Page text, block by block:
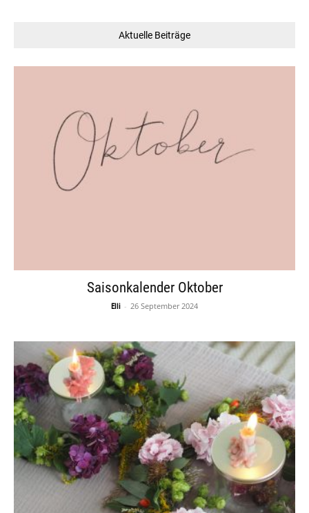
Aktuelle Beiträge
Saisonkalender Oktober
Elli - 26 September 2024